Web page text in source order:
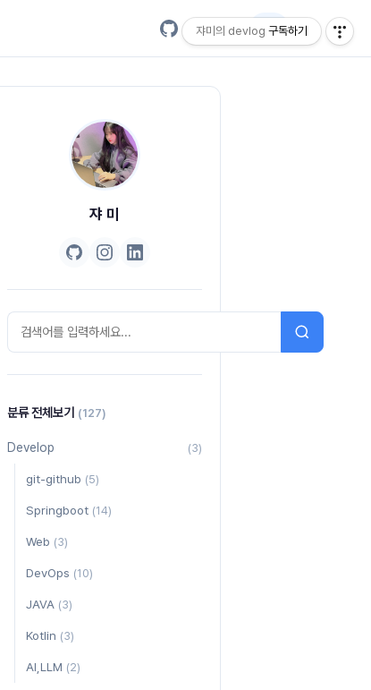
EN
쟈 미
분류 전체보기 (127)
Develop (3)
git-github (5)
Springboot (14)
Web (3)
DevOps (10)
JAVA (3)
Kotlin (3)
AI,LLM (2)
쟈미의 devlog 구독하기